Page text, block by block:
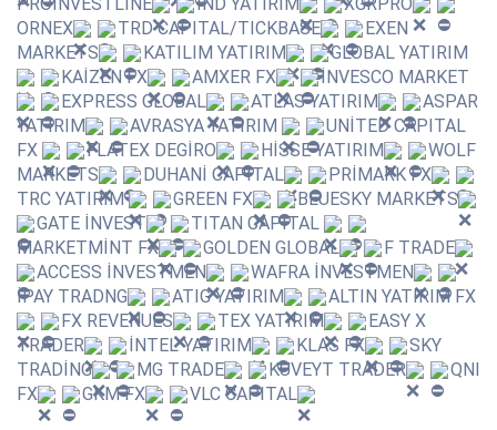
PROINVESTLINE
İND YATIRIM
XGRPRO
ORNEX
TRD CAPITAL/TICKBASE
EXEN
MARKETS
KATILIM YATIRIM
GLOBAL YATIRIM
KAİZEN FX
AMXER FX
İNVESCO MARKET
EXPRESS GLOBAL
ATLAS YATIRIM
ASPAR
YATIRIM
AVRASYA YATIRIM
UNİTED CAPITAL
FX
FLATEX DEGİRO HİSSE YATIRIM
WOLF
MARKETS
DUHANİ CAPITAL
PRİMARK FX
TRC YATIRIM
GREEN FX
BLUESKY MARKETS
GATE İNVEST
TITAN CAPITAL
MARKETMİNT FX
GOLDEN GLOBAL
F TRADE
ACCESS İNVESTMEN
WAFRA İNVESTMEN
İPAY TRADNG
ATIG YATIRIM
ALTIN YATIRIM FX
FX REVENUES
TEX YATIRIM
EASY X
TRADER
İNTEL YATIRIM KLAS FX
SKY
TRADİNG
MG TRADE KUVEYT TRADER
QNI
FX
GKM FX VLC CAPITAL